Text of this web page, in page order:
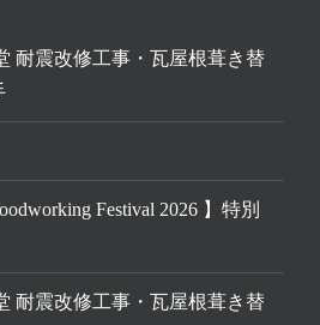
耐震改修工事・瓦屋根葺き替
Festival 2026 】特別
耐震改修工事・瓦屋根葺き替